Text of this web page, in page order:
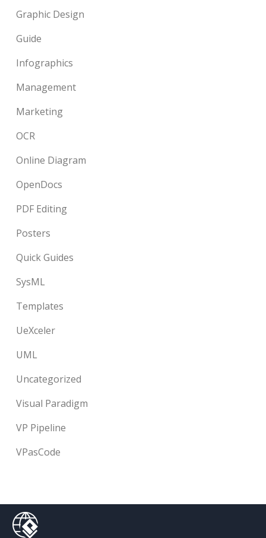
Graphic Design
Guide
Infographics
Management
Marketing
OCR
Online Diagram
OpenDocs
PDF Editing
Posters
Quick Guides
SysML
Templates
UeXceler
UML
Uncategorized
Visual Paradigm
VP Pipeline
VPasCode